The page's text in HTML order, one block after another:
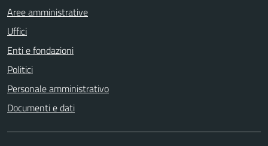
Aree amministrative
Uffici
Enti e fondazioni
Politici
Personale amministrativo
Documenti e dati